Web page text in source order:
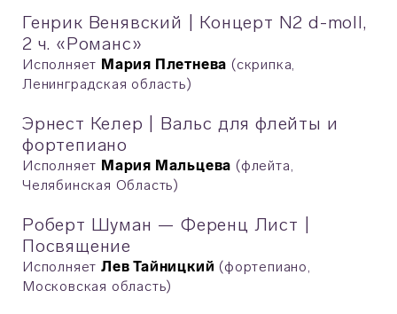
Генрик Венявский | Концерт N2 d-moll,
2 ч. «Романс»
Исполняет Мария Плетнева (скрипка,
Ленинградская область)
Эрнест Келер | Вальс для флейты и
фортепиано
Исполняет Мария Мальцева (флейта,
Челябинская Область)
Роберт Шуман — Ференц Лист |
Посвящение
Исполняет Лев Тайницкий (фортепиано,
Московская область)